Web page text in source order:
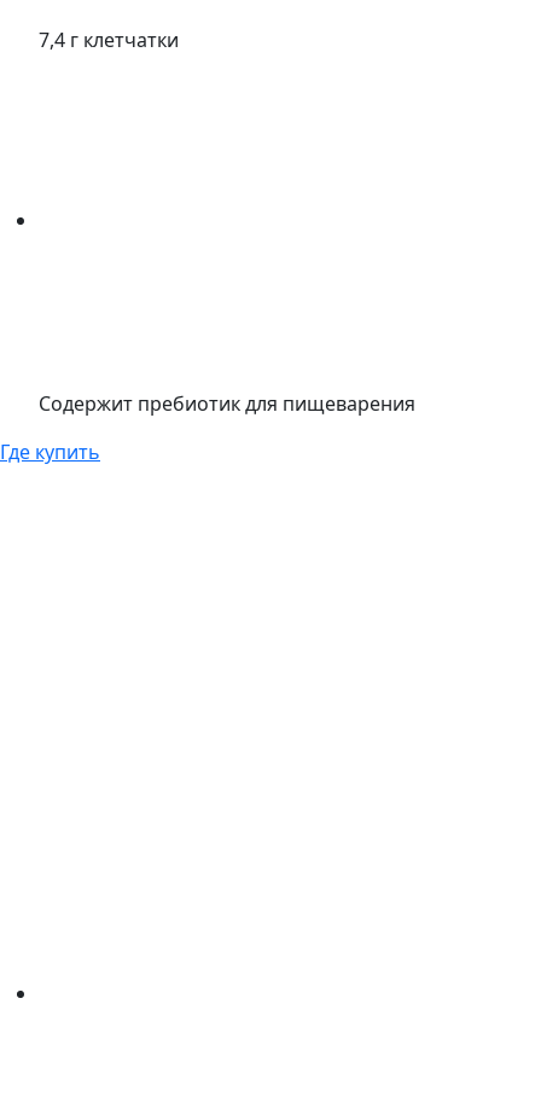
7,4 г клетчатки
Содержит пребиотик для пищеварения
Где купить